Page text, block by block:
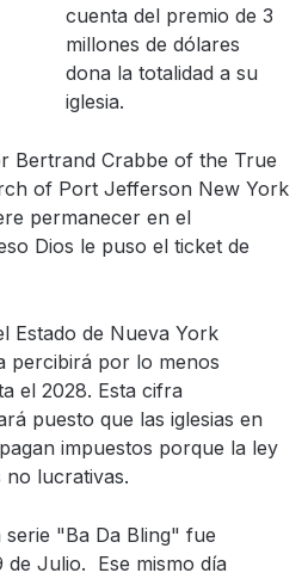
cuenta del premio de 3
millones de dólares
dona la totalidad a su
iglesia.
Bertrand Crabbe of the True
of Port Jefferson New York
permanecer en el
Dios le puso el ticket de
Estado de Nueva York
percibirá por lo menos
el 2028. Esta cifra
puesto que las iglesias en
impuestos porque la ley
no lucrativas.
serie "Ba Da Bling" fue
de Julio. Ese mismo día